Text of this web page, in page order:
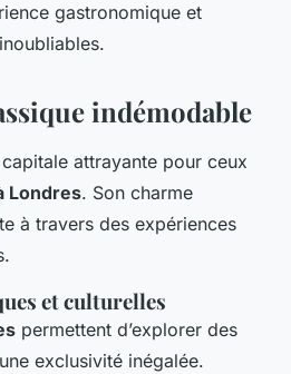
gastronomique et
inoubliables.
indémodable
attrayante pour ceux
Londres. Son charme
à travers des expériences
et culturelles
permettent d’explorer des
exclusivité inégalée.